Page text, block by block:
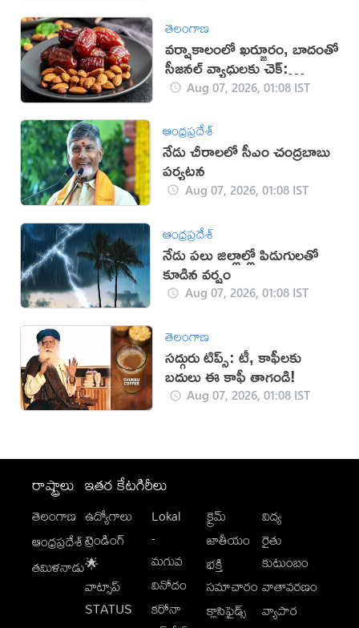
తెలంగాణ
వర్షాకాలంలో ఖర్జూరం, బాదంతో
సీజనల్ వ్యాధులకు చెక్:
నిపుణులు
Aug 07, 2026, 01:08 IST
ఆంధ్రప్రదేశ్
నేడు చీరాలలో సీఎం చంద్రబాబు
పర్యటన
Aug 07, 2026, 01:08 IST
ఆంధ్రప్రదేశ్
నేడు పలు జిల్లాల్లో పిడుగులతో
కూడిన వర్షం
Aug 07, 2026, 01:08 IST
తెలంగాణ
సద్గురు టిప్స్: టీ, కాఫీలకు
బదులు ఈ కాఫీ తాగండి!
Aug 07, 2026, 01:08 IST
రాష్ట్రాలు
తెలంగాణ
ఆంధ్రప్రదేశ్
తమిళనాడు
ఇతర కేటగిరీలు
ఉద్యోగాలు
ట్రెండింగ్
🌟
వాట్సాప్
STATUS
Lokal
-
మగువ
వినోదం
కరోనా
క్రైమ్
జాతీయం
భక్తి
సమాచారం
క్లాసిఫైడ్స్
విద్య
రైతు
కుటుంబం
వాతావరణం
వ్యాపార